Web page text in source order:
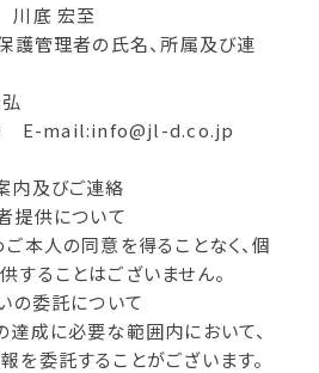
川底 宏至
護管理者の氏名、所属及び連
E-mail:info@jl-d.co.jp
内及びご連絡
提供について
本人の同意を得ることなく、個
することはございません。
の委託について
達成に必要な範囲内において、
を委託することがございます。